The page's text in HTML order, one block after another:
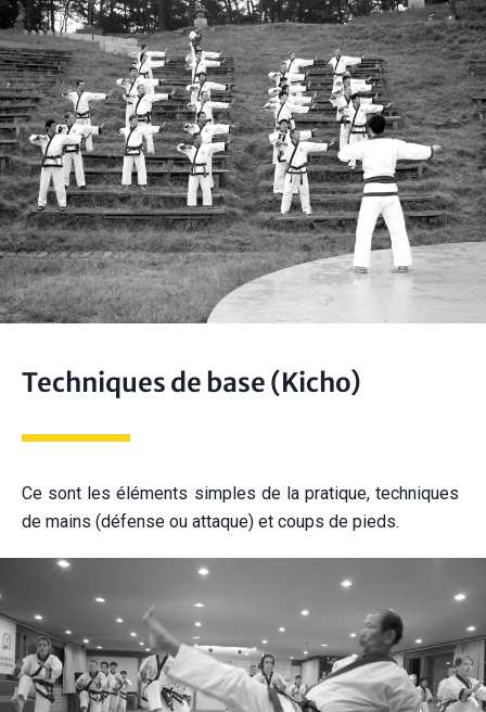
Techniques de base (Kicho)
Ce sont les éléments simples de la pratique, techniques
de mains (défense ou attaque) et coups de pieds.